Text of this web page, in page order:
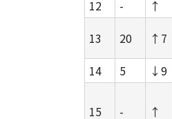
12
- ↑
13
20 ↑7
14
5 ↓9
15 - ↑